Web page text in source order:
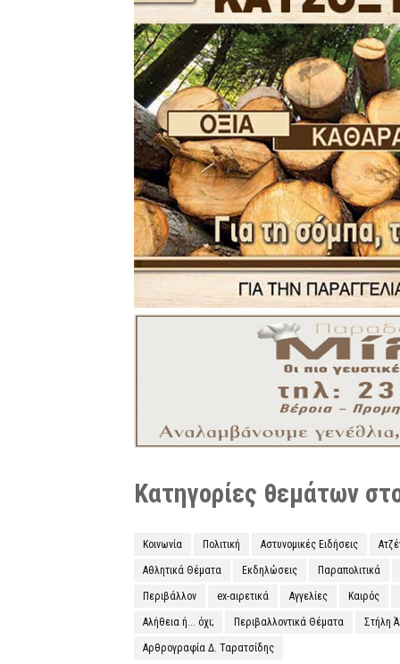
Κατηγορίες θεμάτων
Κοινωνία Πολιτική Αστυνομικές Ειδήσεις
Αθλητικά Θέματα Εκδηλώσεις Παραπολιτικά
Περιβάλλον ex-αιρετικά Αγγελίες Καιρός
Αλήθεια ή... όχι; Περιβαλλοντικά Θέματα Στήλη
Αρθρογραφία Δ. Ταρατσίδης